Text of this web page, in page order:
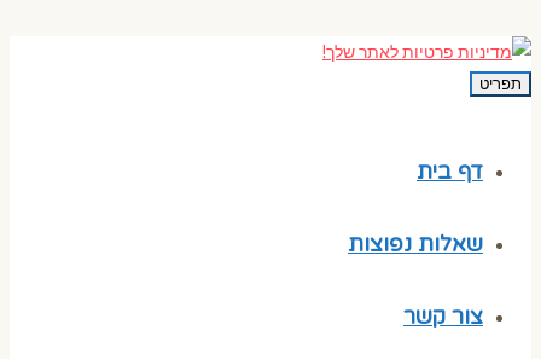
תפריט
דף בית
שאלות נפוצות
צור קשר